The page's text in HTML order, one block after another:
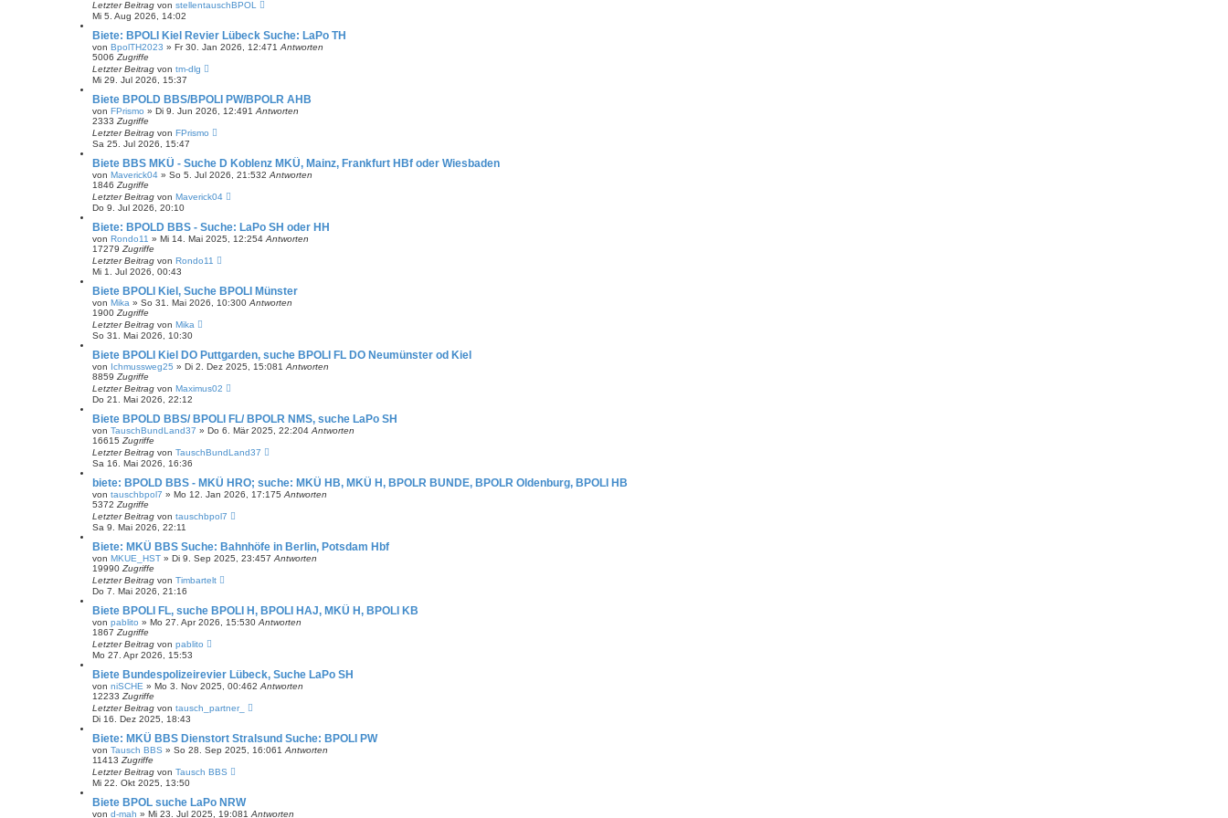
u
c
e
Letzter Beitrag von stellentauschBPOL
Mi 5. Aug 2026, 14:02
Biete: BPOLI Kiel Revier Lübeck Suche: LaPo TH
von BpolTH2023 » Fr 30. Jan 2026, 12:471 Antworten
5006 Zugriffe
Letzter Beitrag von tm-dlg
Mi 29. Jul 2026, 15:37
Biete BPOLD BBS/BPOLI PW/BPOLR AHB
von FPrismo » Di 9. Jun 2026, 12:491 Antworten
2333 Zugriffe
Letzter Beitrag von FPrismo
Sa 25. Jul 2026, 15:47
Biete BBS MKÜ - Suche D Koblenz MKÜ, Mainz, Frankfurt HBf oder Wiesbaden
von Maverick04 » So 5. Jul 2026, 21:532 Antworten
1846 Zugriffe
Letzter Beitrag von Maverick04
Do 9. Jul 2026, 20:10
Biete: BPOLD BBS - Suche: LaPo SH oder HH
von Rondo11 » Mi 14. Mai 2025, 12:254 Antworten
17279 Zugriffe
Letzter Beitrag von Rondo11
Mi 1. Jul 2026, 00:43
Biete BPOLI Kiel, Suche BPOLI Münster
von Mika » So 31. Mai 2026, 10:300 Antworten
1900 Zugriffe
Letzter Beitrag von Mika
So 31. Mai 2026, 10:30
Biete BPOLI Kiel DO Puttgarden, suche BPOLI FL DO Neumünster od Kiel
von Ichmussweg25 » Di 2. Dez 2025, 15:081 Antworten
8859 Zugriffe
Letzter Beitrag von Maximus02
Do 21. Mai 2026, 22:12
Biete BPOLD BBS/ BPOLI FL/ BPOLR NMS, suche LaPo SH
von TauschBundLand37 » Do 6. Mär 2025, 22:204 Antworten
16615 Zugriffe
Letzter Beitrag von TauschBundLand37
Sa 16. Mai 2026, 16:36
biete: BPOLD BBS - MKÜ HRO; suche: MKÜ HB, MKÜ H, BPOLR BUNDE, BPOLR Oldenburg, BPOLI HB
von tauschbpol7 » Mo 12. Jan 2026, 17:175 Antworten
5372 Zugriffe
Letzter Beitrag von tauschbpol7
Sa 9. Mai 2026, 22:11
Biete: MKÜ BBS Suche: Bahnhöfe in Berlin, Potsdam Hbf
von MKUE_HST » Di 9. Sep 2025, 23:457 Antworten
19990 Zugriffe
Letzter Beitrag von Timbartelt
Do 7. Mai 2026, 21:16
Biete BPOLI FL, suche BPOLI H, BPOLI HAJ, MKÜ H, BPOLI KB
von pablito » Mo 27. Apr 2026, 15:530 Antworten
1867 Zugriffe
Letzter Beitrag von pablito
Mo 27. Apr 2026, 15:53
Biete Bundespolizeirevier Lübeck, Suche LaPo SH
von niSCHE » Mo 3. Nov 2025, 00:462 Antworten
12233 Zugriffe
Letzter Beitrag von tausch_partner_
Di 16. Dez 2025, 18:43
Biete: MKÜ BBS Dienstort Stralsund Suche: BPOLI PW
von Tausch BBS » So 28. Sep 2025, 16:061 Antworten
11413 Zugriffe
Letzter Beitrag von Tausch BBS
Mi 22. Okt 2025, 13:50
Biete BPOL suche LaPo NRW
von d-mah » Mi 23. Jul 2025, 19:081 Antworten